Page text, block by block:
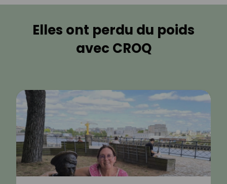
Elles ont perdu du poids
avec CROQ